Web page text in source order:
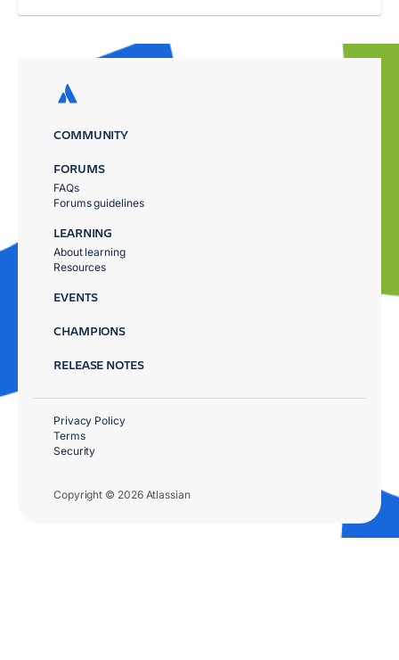
COMMUNITY
FORUMS
FAQs
Forums guidelines
LEARNING
About learning
Resources
EVENTS
CHAMPIONS
RELEASE NOTES
Copyright © 2026 Atlassian
Privacy Policy
Terms
Security